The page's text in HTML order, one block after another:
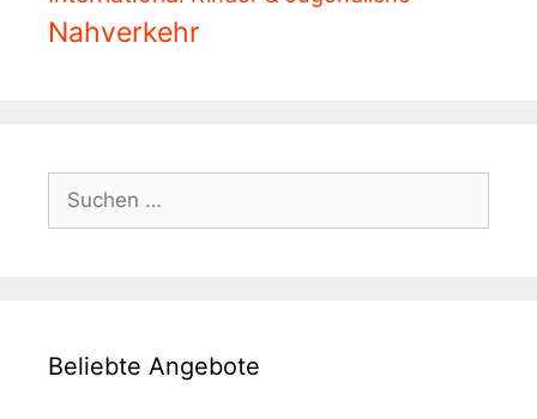
Nahverkehr
nach:
Beliebte Angebote